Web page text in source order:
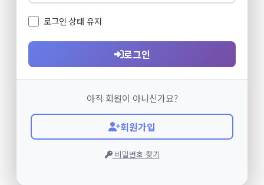
로그인 상태 유지
로그인
아직 회원이 아니신가요?
회원가입
비밀번호 찾기